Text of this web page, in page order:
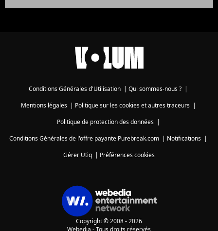
Conditions Générales d'Utilisation | Qui sommes-nous ? |
Mentions légales| Politique sur les cookies et autres traceurs|
Politique de protection des données|
Conditions Générales de l'offre payante Purebreak.com | Notifications |
Gérer Utiq | Préférences cookies
Copyright © 2008 - 2026
Webedia - Tous droits réservés